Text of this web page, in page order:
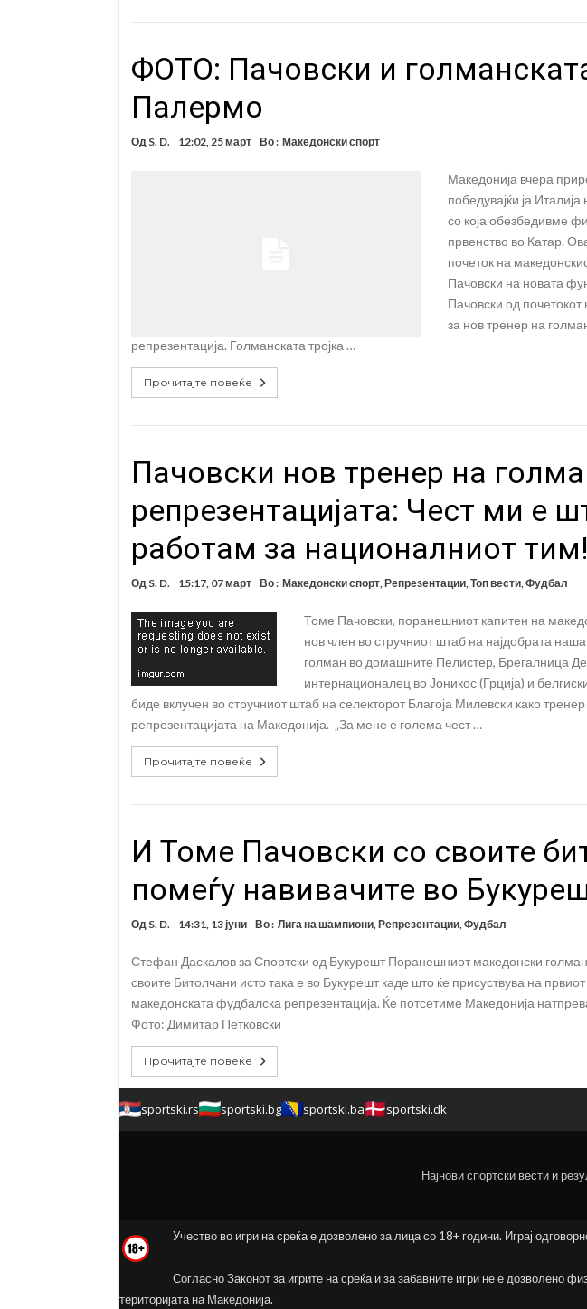
ФОТО: Пачовски и
Палермо
Од S. D. 12:02, 25 март Во : Македонски спорт
Македонија вчера
победувајќи ја
со која обезбедивме
првенство во Катар.
почеток на
Пачовски на новата
Пачовски од
за нов тренер на
репрезентација. Голманската тројка …
Прочитајте повеќе
Пачовски нов тренер на
репрезентацијата: Чест ми е
работам за националниот тим!
Од S. D. 15:17, 07 март Во : Македонски спорт, Репрезентации, Топ вести, Фудбал
Томе Пачовски, поранешниот капитен на
нов член во стручниот штаб на најдобрата
голман во домашните Пелистер, Брегалница
интернационалец во Јоникос (Грција) и
биде вклучен во стручниот штаб на селекторот Благоја Милевски како
репрезентацијата на Македонија. „За мене е голема чест …
Прочитајте повеќе
И Томе Пачовски со своите
помеѓу навивачите во
Од S. D. 14:31, 13 јуни Во : Лига на шампиони, Репрезентации, Фудбал
Стефан Даскалов за Спортски од Букурешт Поранешниот македонски
своите Битолчани исто така е во Букурешт каде што ќе присуствува на
македонската фудбалска репрезентација. Ќе потсетиме Македонија
Фото: Димитар Петковски
Прочитајте повеќе
sportski.rs sportski.bg sportski.ba sportski.dk
Најнови спортски вести и
Учество во игри на среќа е дозволено за лица со 18+ години. Играј
Согласно Законот за игрите на среќа и за забавните игри не е дозволено
територијата на Македонија.